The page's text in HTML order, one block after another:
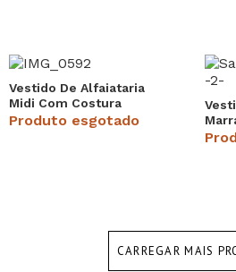
Vestido De Alfaiataria
Midi Com Costura
Contrastantes Bordô
Produto esgotado
CARREGAR MAIS